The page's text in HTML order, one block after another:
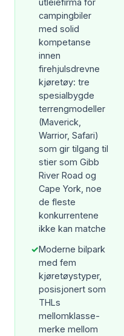
campingbiler
med solid
kompetanse
innen
firehjulsdrevne
kjøretøy: tre
spesialbygde
terrengmodeller
(Maverick,
Warrior, Safari)
som gir tilgang til
stier som Gibb
River Road og
Cape York, noe
de fleste
konkurrentene
ikke kan matche
✓Moderne bilpark
med fem
kjøretøystyper,
posisjonert som
THLs
mellomklasse-
merke mellom